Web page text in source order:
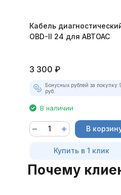
Кабель
OBD-II 24 для АВТОАС
3 300 ₽
Бонусных рублей за покупку:
руб.
В наличии
В
Купить в 1 клик
Почему